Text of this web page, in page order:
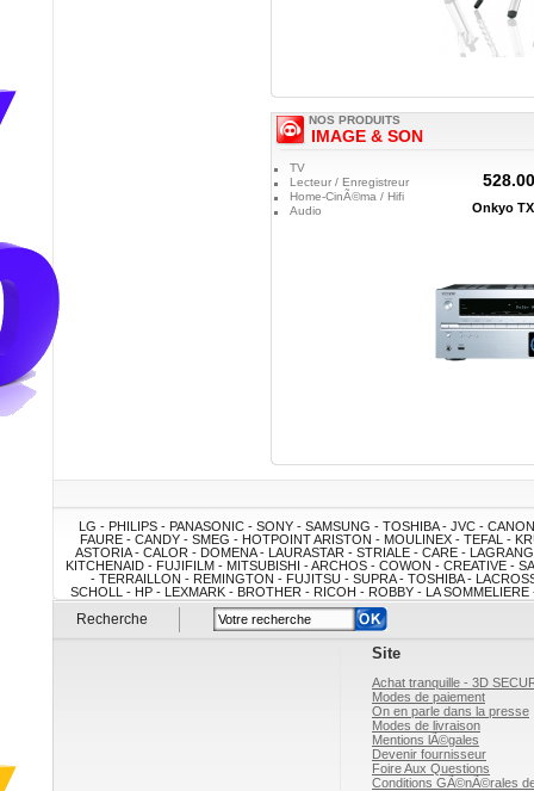
NOS PRODUITS
IMAGE & SON
TV
Lecteur / Enregistreur
Home-CinÃ©ma / Hifi
Audio
Onkyo
LG - PHILIPS - PANASONIC - SONY - SAMSUNG - TOSHIBA - JVC -
FAURE - CANDY - SMEG - HOTPOINT ARISTON - MOULINEX - TEFAL -
ASTORIA - CALOR - DOMENA - LAURASTAR - STRIALE - CARE -
KITCHENAID - FUJIFILM - MITSUBISHI - ARCHOS - COWON - CREATIVE -
- TERRAILLON - REMINGTON - FUJITSU - SUPRA - TOSHIBA -
SCHOLL - HP - LEXMARK - BROTHER - RICOH - ROBBY - LA
FRANCO BELGE - CLIMADIFF - ARTEVINO - Juan Panadero - Cruz
RAZOR - FAVEX - CHALET-JARDIN - ART JARDIN - GRACO - DELORM
SUPREME - RILEY - DPT - Outlander - ARTELIA - EWT -
Recherche
Site
Achat tranquille - 3D
Modes de paiement
On en parle dans la presse
Modes de livraison
Mentions lÃ©gales
Devenir fournisseur
Foire Aux Questions
Conditions GÃ©nÃ©rales